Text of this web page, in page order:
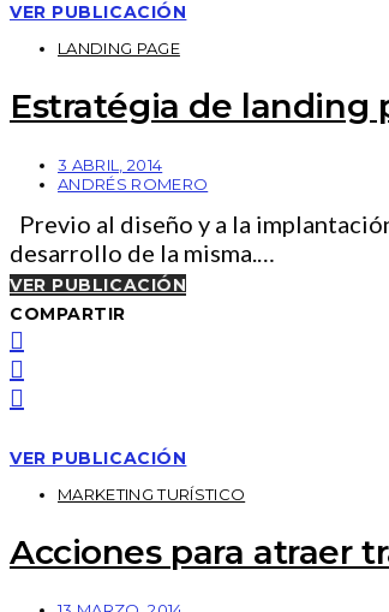
VER PUBLICACIÓN
LANDING PAGE
Estratégia de landing
3 ABRIL, 2014
ANDRÉS ROMERO
Previo al diseño y a la
desarrollo de la misma.…
VER PUBLICACIÓN
COMPARTIR
VER PUBLICACIÓN
MARKETING TURÍSTICO
Acciones para atraer